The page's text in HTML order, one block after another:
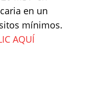
en un
mínimos.
AQUÍ